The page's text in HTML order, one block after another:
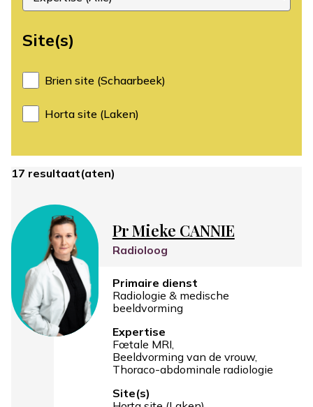
Site(s)
Brien site (Schaarbeek)
Horta site (Laken)
17 resultaat(aten)
Pr Mieke CANNIE
Radioloog
Primaire dienst
Radiologie & medische
beeldvorming
Expertise
Fœtale MRI
Beeldvorming van de vrouw
Thoraco-abdominale radiologie
Site(s)